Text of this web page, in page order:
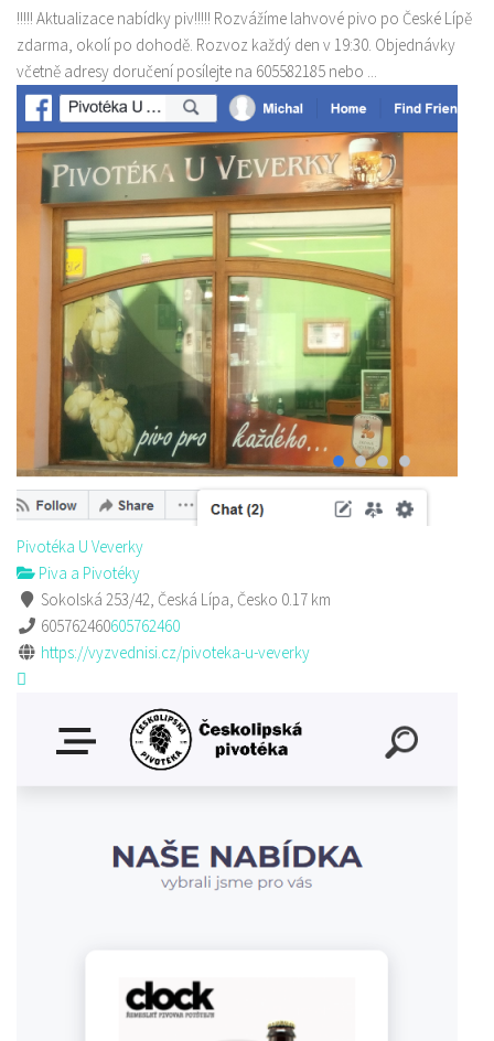
!!!!! Aktualizace nabídky piv!!!!! Rozvážíme lahvové pivo po České Lípě
zdarma, okolí po dohodě. Rozvoz každý den v 19:30. Objednávky
včetně adresy doručení posílejte na 605582185 nebo ...
Pivotéka U Veverky
Piva a Pivotéky
Sokolská 253/42, Česká Lípa, Česko 0.17 km
605762460605762460
https://vyzvednisi.cz/pivoteka-u-veverky